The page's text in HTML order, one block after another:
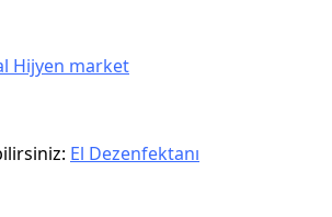
Hijyen market
El Dezenfektanı